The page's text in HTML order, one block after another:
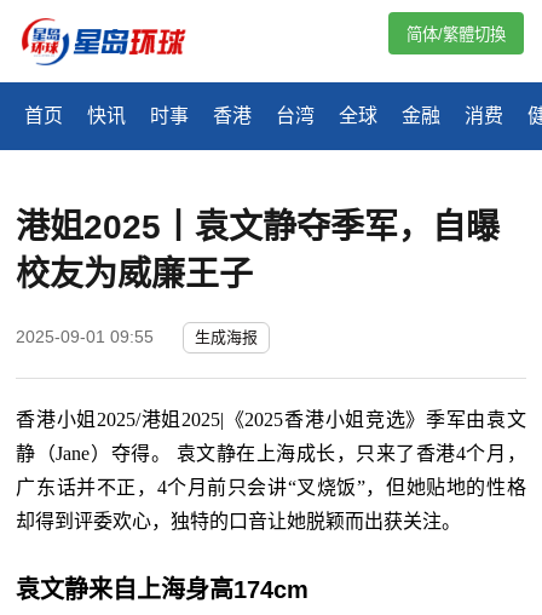
首页 快讯 时事 香港 台湾 全球 金融 消费
简体/繁體切換
港姐2025丨袁文静夺季军，自曝
校友为威廉王子
2025-09-01 09:55 生成海报
香港小姐2025/港姐2025|《2025香港小姐竞选》季军由袁文
静（Jane）夺得。 袁文静在上海成长，只来了香港4个月，
广东话并不正，4个月前只会讲“叉烧饭”，但她贴地的性格
却得到评委欢心，独特的口音让她脱颖而出获关注。
袁文静来自上海身高174cm